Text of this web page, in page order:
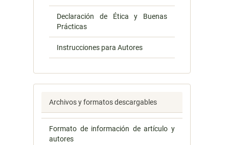
Declaración de Ética y Buenas
Prácticas
Instrucciones para Autores
Archivos y formatos descargables
Formato de información de artículo y
autores